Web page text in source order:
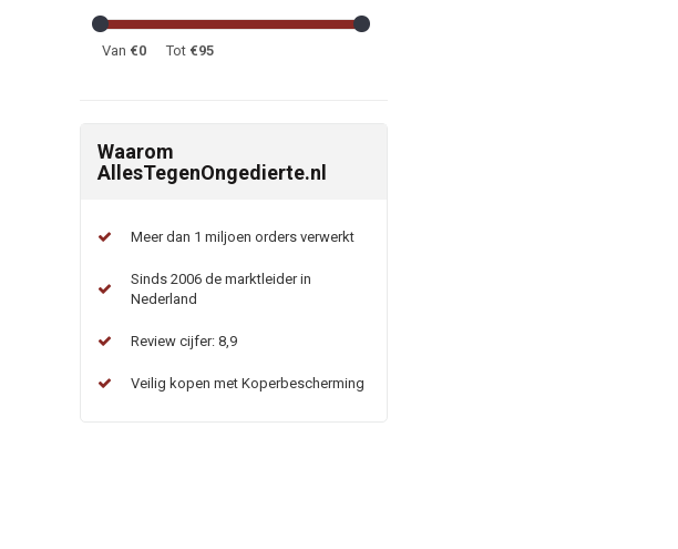
Van €0 Tot €95
Waarom
AllesTegenOngedierte.nl
Meer dan 1 miljoen orders verwerkt
Sinds 2006 de marktleider in
Nederland
Review cijfer: 8,9
Veilig kopen met Koperbescherming